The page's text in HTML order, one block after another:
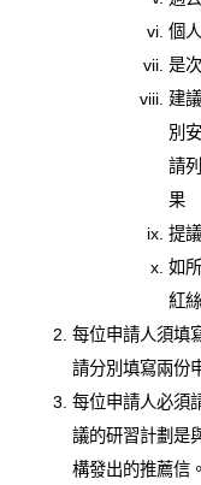
個
是
建
別
請
果
提
如
紅
每位申請人須填
請分別填寫兩份
每位申請人必須
議的研習計劃是
構發出的推薦信